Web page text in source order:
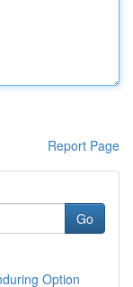
Report Page
Go
Option